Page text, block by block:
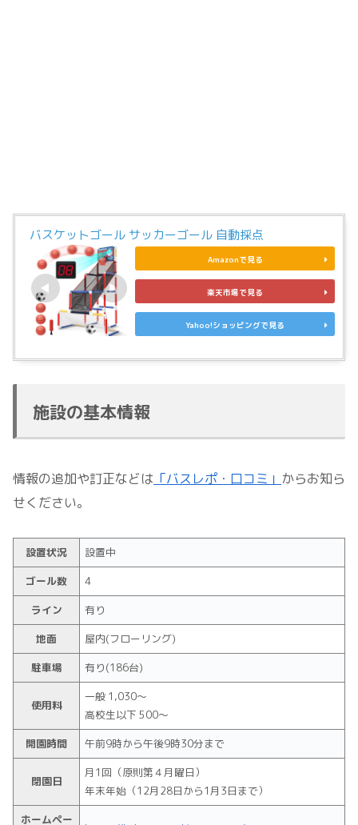
バスケットゴール サッカーゴール 自動採点
Amazonで見る
楽天市場で見る
Yahoo!ショッピングで見る
施設の基本情報
情報の追加や訂正などは 「バスレポ・口コミ」 からお知ら
せください。
設置状況
設置中
ゴール数
4
ライン
有り
地面
屋内(フローリング)
駐車場
有り(186台)
使用料
一般 1,030～
高校生以下 500～
開園時間
午前9時から午後9時30分まで
閉園日
月1回（原則第４月曜日）
年末年始（12月28日から1月3日まで）
ホームペー